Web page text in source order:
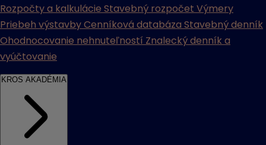
Rozpočty a kalkulácie Stavebný rozpočet Výmery
Priebeh výstavbyCenníková databáza Stavebný denník
Ohodnocovanie nehnuteľností Znalecký denník a
vyúčtovanie
KROS AKADÉMIA